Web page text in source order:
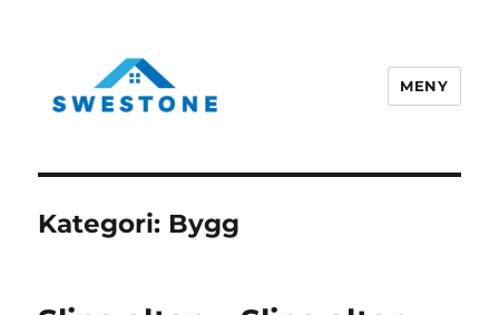
MENY
Kategori: Bygg